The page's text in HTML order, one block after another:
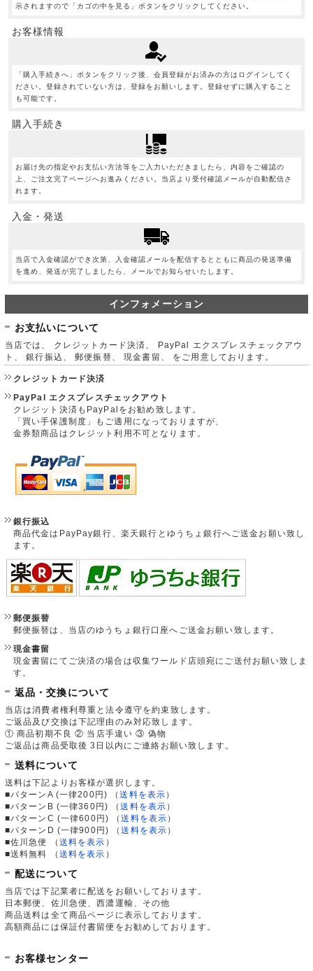
示されますので「カゴの中を見る」ボタンをクリックしてください。
お客様情報
「購入手続きへ」ボタンをクリック後、会員登録がお済みの方はログインしてく
ださい。登録されていない方は、登録をお願いします。登録せずに購入すること
も可能です。
購入手続き
お届け先の指定やお支払い方法等をご入力いただきましたら、内容をご確認の
上、ご注文完了ページへお進みください。当店より受付確認メールが自動配信さ
れます。
入金・発送
当店で入金確認ができ次第、入金確認メールを配信するとともに商品の発送準備
を進め、発送が完了しましたら、メールでお知らせいたします。
インフォメーション
お支払いについて
当店では、 クレジットカード決済、 PayPal エクスプレスチェックアウ
ト、 銀行振込、 郵便振替、 現金書留、 をご用意しております。
クレジットカード決済
PayPal エクスプレスチェックアウト
クレジット決済もPayPalをお勧め致します。
「買い手保護制度」もご適用になっておりますが、
金券類商品はクレジット利用不可となります。
銀行振込
商品代金はPayPay銀行、楽天銀行とゆうちょ銀行へご送金お願い致し
ます。
郵便振替
郵便振替は、当店のゆうちょ銀行口座へご送金お願い致します。
現金書留
現金書留にてご決済の場合は収集ワールド店頭宛にご送付お願い致しま
す。
返品・交換について
当店は消費者権利尊重と法令遵守を約束致します。
ご返品及び交換は下記理由のみ対応致します。
① 商品初期不良 ② 当店手違い ③ 偽物
ご返品は商品受取後 3日以内にご連絡お願い致します。
送料について
送料は下記よりお客様が選択します。
■パターンA (一律200円)
（送料を表示 ）
■パターンB (一律360円)
（送料を表示 ）
■パターンC (一律600円)
（送料を表示 ）
■パターンD (一律900円)
（送料を表示 ）
■佐川急便
（ 送料を表示 ）
■送料無料
（ 送料を表示 ）
配送について
当店では下記業者に配送をお願いしております。
日本郵便、佐川急便、西濃運輸、その他
商品送料は全て商品ページに表示しております。
高額商品には保証付書留便をお勧めしております。
お客様センター